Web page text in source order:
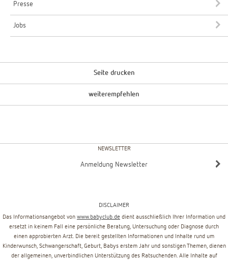
Presse
Jobs
Seite drucken
weiterempfehlen
NEWSLETTER
Anmeldung Newsletter
DISCLAIMER
Das Informationsangebot von www.babyclub.de dient ausschließlich Ihrer Information und
ersetzt in keinem Fall eine persönliche Beratung, Untersuchung oder Diagnose durch
einen approbierten Arzt. Die bereit gestellten Informationen und Inhalte rund um
Kinderwunsch, Schwangerschaft, Geburt, Babys erstem Jahr und sonstigen Themen, dienen
der allgemeinen, unverbindlichen Unterstützung des Ratsuchenden. Alle Inhalte auf